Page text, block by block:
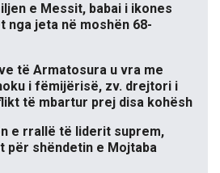
e Messit, babai i ikones
nga jeta në moshën 68-
të Armatosura u vra me
i fëmijërisë, zv. drejtori i
të mbartur prej disa kohësh
e rrallë të liderit suprem,
për shëndetin e Mojtaba